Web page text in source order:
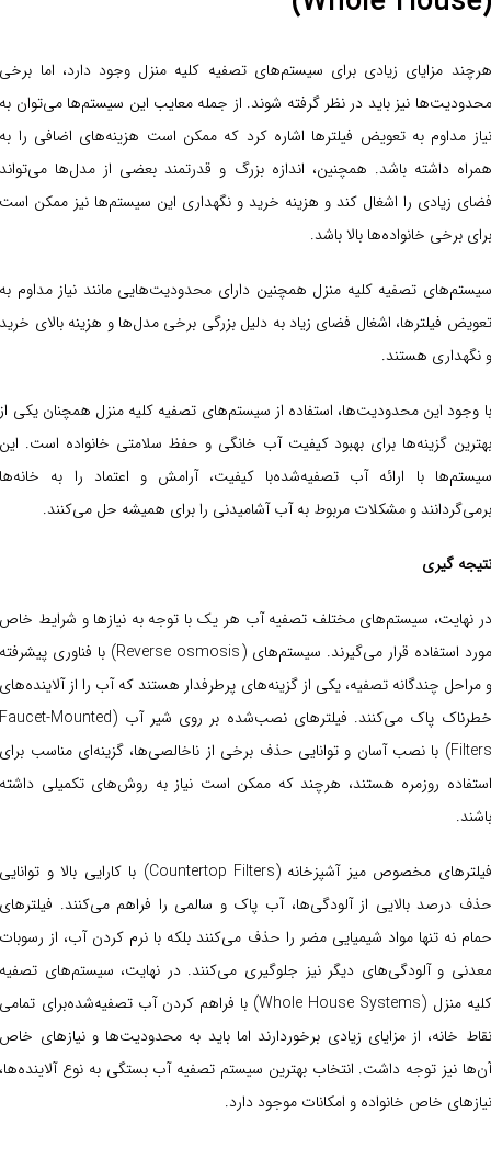
هرچند مزایای زیادی برای سیستم‌های تصفیه کلیه منزل وجود دارد، اما برخی
محدودیت‌ها نیز باید در نظر گرفته شوند. از جمله معایب این سیستم‌ها می‌توان به
نیاز مداوم به تعویض فیلترها اشاره کرد که ممکن است هزینه‌های اضافی را به
همراه داشته باشد. همچنین، اندازه بزرگ و قدرتمند بعضی از مدل‌ها می‌تواند
فضای زیادی را اشغال کند و هزینه خرید و نگهداری این سیستم‌ها نیز ممکن است
برای برخی خانواده‌ها بالا باشد.
سیستم‌های تصفیه کلیه منزل همچنین دارای محدودیت‌هایی مانند نیاز مداوم به
تعویض فیلترها، اشغال فضای زیاد به دلیل بزرگی برخی مدل‌ها و هزینه بالای خرید
و نگهداری هستند.
با وجود این محدودیت‌ها، استفاده از سیستم‌های تصفیه کلیه منزل همچنان یکی از
بهترین گزینه‌ها برای بهبود کیفیت آب خانگی و حفظ سلامتی خانواده است. این
سیستم‌ها با ارائه آب تصفیه‌شده‌با کیفیت، آرامش و اعتماد را به خانه‌ها
برمی‌گردانند و مشکلات مربوط به آب آشامیدنی را برای همیشه حل می‌کنند.
نتیجه گیری
در نهایت، سیستم‌های مختلف تصفیه آب هر یک با توجه به نیازها و شرایط خاص
مورد استفاده قرار می‌گیرند. سیستم‌های (Reverse osmosis) با فناوری پیشرفته
و مراحل چندگانه تصفیه، یکی از گزینه‌های پرطرفدار هستند که آب را از آلاینده‌های
خطرناک پاک می‌کنند. فیلترهای نصب‌شده بر روی شیر آب (Faucet-Mounted
Filters) با نصب آسان و توانایی حذف برخی از ناخالصی‌ها، گزینه‌ای مناسب برای
استفاده روزمره هستند، هرچند که ممکن است نیاز به روش‌های تکمیلی داشته
باشند.
فیلترهای مخصوص میز آشپزخانه (Countertop Filters) با کارایی بالا و توانایی
حذف درصد بالایی از آلودگی‌ها، آب پاک و سالمی را فراهم می‌کنند. فیلترهای
حمام نه تنها مواد شیمیایی مضر را حذف می‌کنند بلکه با نرم کردن آب، از رسوبات
معدنی و آلودگی‌های دیگر نیز جلوگیری می‌کنند. در نهایت، سیستم‌های تصفیه
کلیه منزل (Whole House Systems) با فراهم کردن آب تصفیه‌شده‌برای تمامی
نقاط خانه، از مزایای زیادی برخوردارند اما باید به محدودیت‌ها و نیازهای خاص
آن‌ها نیز توجه داشت. انتخاب بهترین سیستم تصفیه آب بستگی به نوع آلاینده‌ها،
نیازهای خاص خانواده و امکانات موجود دارد.